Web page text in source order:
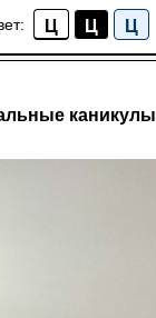
Ц Ц Ц
каникулы